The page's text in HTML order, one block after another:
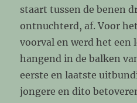
staart tussen de benen
ontnuchterd, af. Voor
voorval en werd het een
hangend in de balken
eerste en laatste
jongere en dito